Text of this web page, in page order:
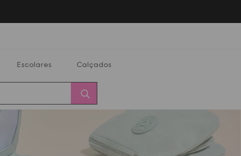
Escolares Calçados
Calçados
Alterar
CEP